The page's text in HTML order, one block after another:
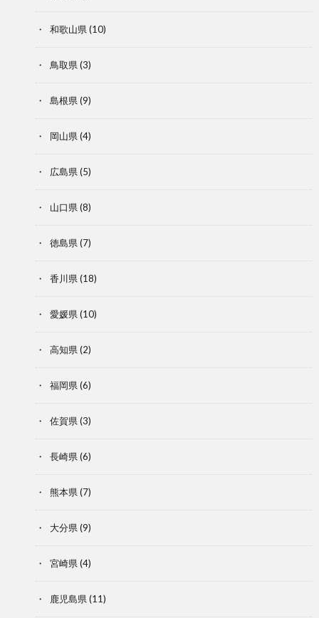
和歌山県(10)
鳥取県(3)
島根県(9)
岡山県(4)
広島県(5)
山口県(8)
徳島県(7)
香川県(18)
愛媛県(10)
高知県(2)
福岡県(6)
佐賀県(3)
長崎県(6)
熊本県(7)
大分県(9)
宮崎県(4)
鹿児島県(11)